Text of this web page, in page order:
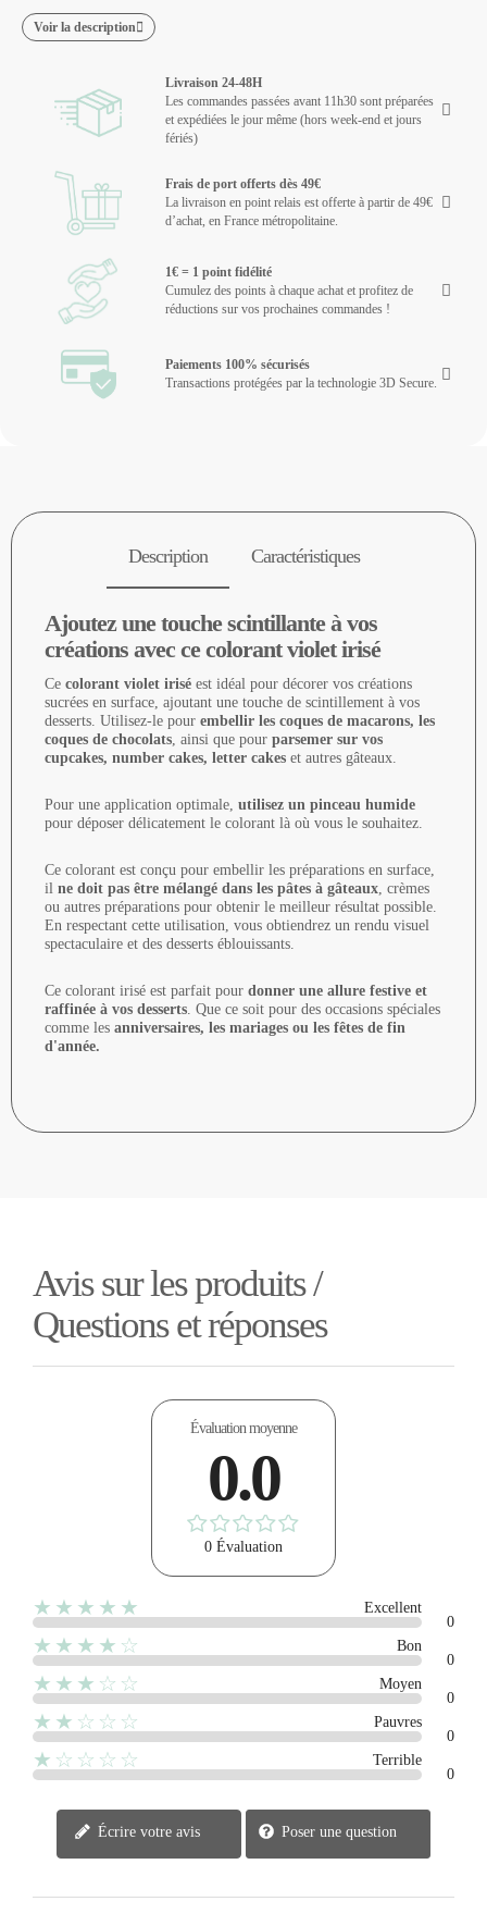
Voir la description
Livraison 24-48H
Les commandes passées avant 11h30 sont préparées
et expédiées le jour même (hors week-end et jours
fériés)
Frais de port offerts dès 49€
La livraison en point relais est offerte à partir de 49€
d’achat, en France métropolitaine.
1€ = 1 point fidélité
Cumulez des points à chaque achat et profitez de
réductions sur vos prochaines commandes !
Paiements 100% sécurisés
Transactions protégées par la technologie 3D Secure.
Description Caractéristiques
Ajoutez une touche scintillante à vos
créations avec ce colorant violet irisé
Ce colorant violet irisé est idéal pour décorer vos créations
sucrées en surface, ajoutant une touche de scintillement à vos
desserts. Utilisez-le pour embellir les coques de macarons, les
coques de chocolats , ainsi que pour parsemer sur vos
cupcakes, number cakes, letter cakes et autres gâteaux.
Pour une application optimale, utilisez un pinceau humide
pour déposer délicatement le colorant là où vous le souhaitez.
Ce colorant est conçu pour embellir les préparations en surface,
il ne doit pas être mélangé dans les pâtes à gâteaux , crèmes
ou autres préparations pour obtenir le meilleur résultat possible.
En respectant cette utilisation, vous obtiendrez un rendu visuel
spectaculaire et des desserts éblouissants.
Ce colorant irisé est parfait pour donner une allure festive et
raffinée à vos desserts . Que ce soit pour des occasions spéciales
comme les anniversaires, les mariages ou les fêtes de fin
d'année.
Avis sur les produits /
Questions et réponses
Évaluation moyenne
0.0
0 Évaluation
★★★★★
Excellent
0
★★★★☆
Bon
0
★★★☆☆
Moyen
0
★★☆☆☆
Pauvres
0
★☆☆☆☆
Terrible
0
Écrire votre avis Poser une question